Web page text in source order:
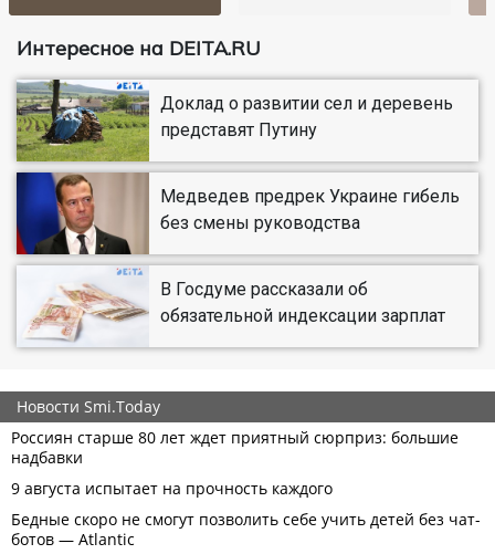
Интересное на DEITA.RU
Доклад о развитии сел и деревень
представят Путину
Медведев предрек Украине гибель
без смены руководства
В Госдуме рассказали об
обязательной индексации зарплат